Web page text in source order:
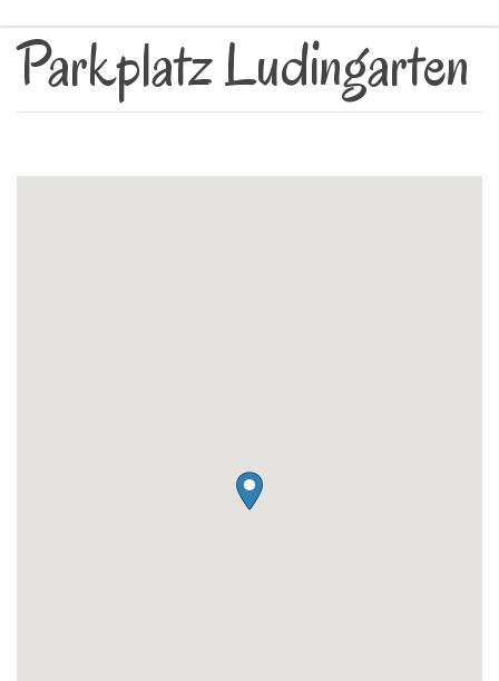
Parkplatz Ludingarten